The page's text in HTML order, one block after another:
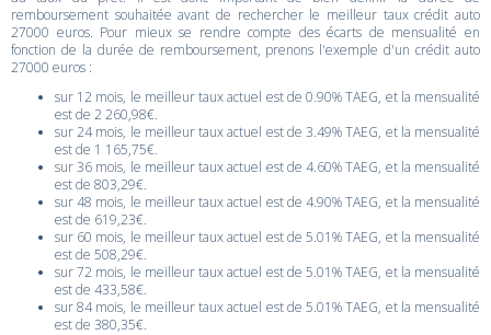
remboursement souhaitée avant de rechercher le meilleur taux crédit auto
27000 euros. Pour mieux se rendre compte des écarts de mensualité en
fonction de la durée de remboursement, prenons l'exemple d'un crédit auto
27000 euros :
sur 12 mois, le meilleur taux actuel est de 0.90% TAEG, et la mensualité
est de 2 260,98€.
sur 24 mois, le meilleur taux actuel est de 3.49% TAEG, et la mensualité
est de 1 165,75€.
sur 36 mois, le meilleur taux actuel est de 4.60% TAEG, et la mensualité
est de 803,29€.
sur 48 mois, le meilleur taux actuel est de 4.90% TAEG, et la mensualité
est de 619,23€.
sur 60 mois, le meilleur taux actuel est de 5.01% TAEG, et la mensualité
est de 508,29€.
sur 72 mois, le meilleur taux actuel est de 5.01% TAEG, et la mensualité
est de 433,58€.
sur 84 mois, le meilleur taux actuel est de 5.01% TAEG, et la mensualité
est de 380,35€.